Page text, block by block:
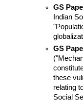
GS
Indian
GS
these
relating
Social